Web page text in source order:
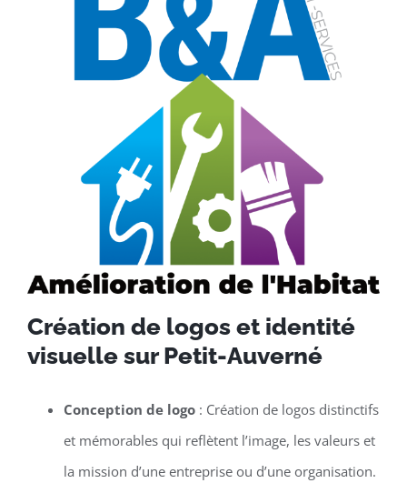
Création de logos et identité
visuelle sur Petit-Auverné
Conception de logo: Création de logos distinctifs
et mémorables qui reflètent l’image, les valeurs et
la mission d’une entreprise ou d’une organisation.